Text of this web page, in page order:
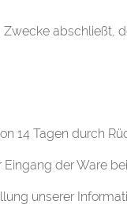
14 Tagen durch
der Ware
unserer